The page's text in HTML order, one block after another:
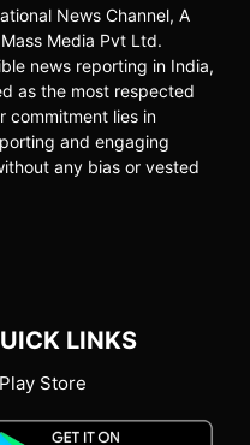
News Channel, A
Media Pvt Ltd.
news reporting in India,
as the most respected
commitment lies in
and engaging
any bias or vested
LINKS
Play Store